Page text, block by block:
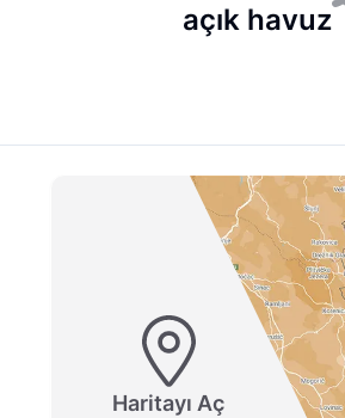
açık havuz
Haritayı Aç